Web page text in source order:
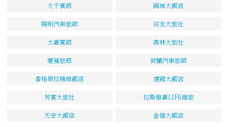
大千賓館 國城大飯店
陽明汽車旅館 住友大旅社
大嘉賓館 燕林大旅社
薆蔓旅館 荷蘭汽車旅館
香格里拉精緻飯店 建國大飯店
芳賓大旅社 拉斯維嘉LIFE商旅
天安大飯店 金億大飯店